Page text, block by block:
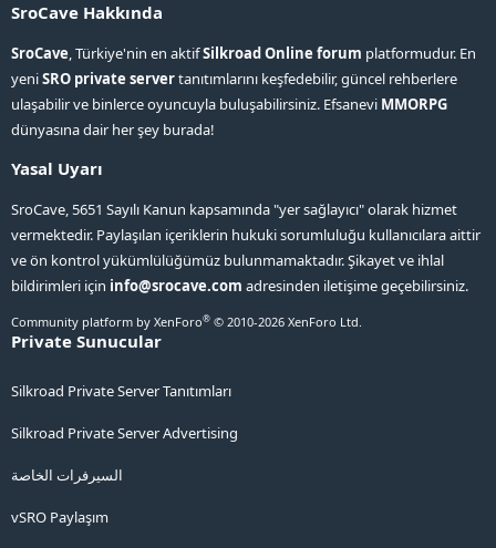
SroCave Hakkında
SroCave, Türkiye'nin en aktifSilkroad Online forum platformudur. En
yeniSRO private servertanıtımlarını keşfedebilir, güncel rehberlere
ulaşabilir ve binlerce oyuncuyla buluşabilirsiniz. Efsanevi MMORPG
dünyasına dair her şey burada!
Yasal Uyarı
SroCave, 5651 Sayılı Kanun kapsamında "yer sağlayıcı" olarak hizmet
vermektedir. Paylaşılan içeriklerin hukuki sorumluluğu kullanıcılara aittir
ve ön kontrol yükümlülüğümüz bulunmamaktadır. Şikayet ve ihlal
bildirimleri için info@srocave.com adresinden iletişime geçebilirsiniz.
Community platform by XenForo® © 2010-2026 XenForo Ltd.
Private Sunucular
Silkroad Private Server Tanıtımları
Silkroad Private Server Advertising
السيرفرات الخاصة
vSRO Paylaşım